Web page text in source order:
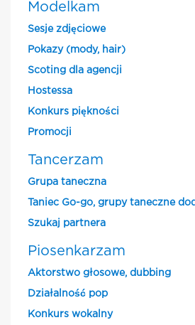
Modelkam
Sesje zdjęciowe
Pokazy (mody, hair)
Scoting dla agencji
Hostessa
Konkurs piękności
Promocji
Tancerzam
Grupa taneczna
Taniec Go-go, grupy taneczne
Szukaj partnera
Piosenkarzam
Aktorstwo głosowe, dubbing
Działalność pop
Konkurs wokalny